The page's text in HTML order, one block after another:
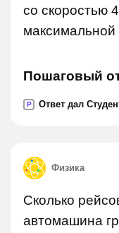
со скоростью
Пошаговый
P Ответ дал
Физика
Сколько
автомашина